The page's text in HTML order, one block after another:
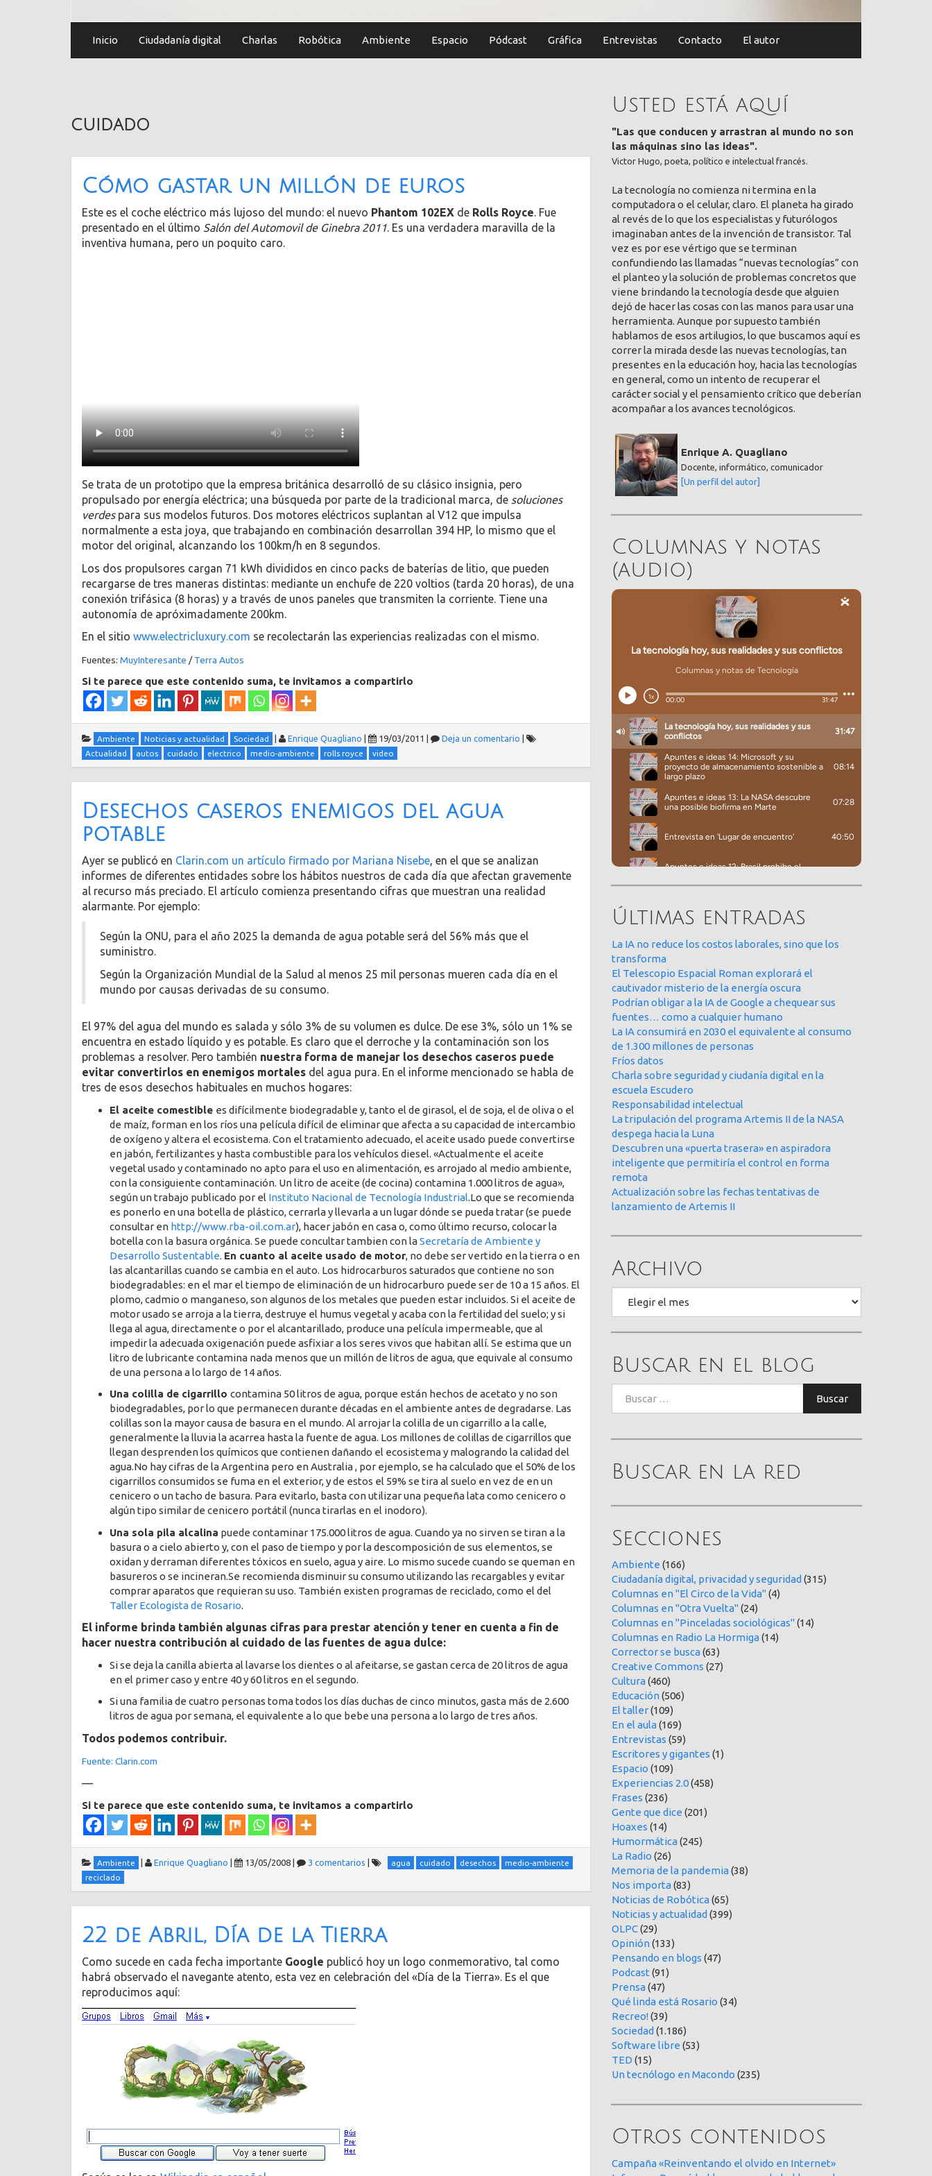
Inicio Ciudadanía digital Charlas Robótica Ambiente Espacio Pódcast Gráfica Entrevistas Contacto El autor
cuidado
Cómo gastar un millón de euros
Este es el coche eléctrico más lujoso del mundo: el nuevo Phantom 102EX de Rolls Royce. Fue
presentado en el último Salón del Automovil de Ginebra 2011. Es una verdadera maravilla de la
inventiva humana, pero un poquito caro.
Se trata de un prototipo que la empresa británica desarrolló de su clásico insignia, pero
propulsado por energía eléctrica; una búsqueda por parte de la tradicional marca, de soluciones
verdespara sus modelos futuros. Dos motores eléctricos suplantan al V12 que impulsa
normalmente a esta joya, que trabajando en combinación desarrollan 394 HP, lo mismo que el
motor del original, alcanzando los 100km/h en 8 segundos.
Los dos propulsores cargan 71 kWh divididos en cinco packs de baterías de litio, que pueden
recargarse de tres maneras distintas: mediante un enchufe de 220 voltios (tarda 20 horas), de una
conexión trifásica (8 horas) y a través de unos paneles que transmiten la corriente. Tiene una
autonomía de apróximadamente 200km.
En el sitio www.electricluxury.com se recolectarán las experiencias realizadas con el mismo.
Fuentes: MuyInteresante /Terra Autos
Si te parece que este contenido suma, te invitamos a compartirlo
Ambiente Noticias y actualidad Sociedad Enrique Quagliano 19/03/2011 Deja un comentario
Actualidad autos cuidado electrico medio-ambiente rolls royce video
Desechos caseros enemigos del agua
potable
Ayer se publicó en Clarin.com un artículo firmado por Mariana Nisebe, en el que se analizan
informes de diferentes entidades sobre los hábitos nuestros de cada día que afectan gravemente
al recurso más preciado. El artículo comienza presentando cifras que muestran una realidad
alarmante. Por ejemplo:
Según la ONU, para el año 2025 la demanda de agua potable será del 56% más que el
suministro.
Según la Organización Mundial de la Salud al menos 25 mil personas mueren cada día en el
mundo por causas derivadas de su consumo.
El 97% del agua del mundo es salada y sólo 3% de su volumen es dulce. De ese 3%, sólo un 1% se
encuentra en estado líquido y es potable. Es claro que el derroche y la contaminación son los
problemas a resolver. Pero también nuestra forma de manejar los desechos caseros puede
evitar convertirlos en enemigos mortales del agua pura. En el informe mencionado se habla de
tres de esos desechos habituales en muchos hogares:
El aceite comestible es difícilmente biodegradable y, tanto el de girasol, el de soja, el de oliva o el
de maíz, forman en los ríos una película difícil de eliminar que afecta a su capacidad de intercambio
de oxígeno y altera el ecosistema. Con el tratamiento adecuado, el aceite usado puede convertirse
en jabón, fertilizantes y hasta combustible para los vehículos diesel. «Actualmente el aceite
vegetal usado y contaminado no apto para el uso en alimentación, es arrojado al medio ambiente,
con la consiguiente contaminación. Un litro de aceite (de cocina) contamina 1.000 litros de agua»,
según un trabajo publicado por el Instituto Nacional de Tecnología Industrial.Lo que se recomienda
es ponerlo en una botella de plástico, cerrarla y llevarla a un lugar dónde se pueda tratar (se puede
consultar en http://www.rba-oil.com.ar), hacer jabón en casa o, como último recurso, colocar la
botella con la basura orgánica. Se puede concultar tambien con laSecretaría de Ambiente y
Desarrollo Sustentable. En cuanto al aceite usado de motor, no debe ser vertido en la tierra o en
las alcantarillas cuando se cambia en el auto. Los hidrocarburos saturados que contiene no son
biodegradables: en el mar el tiempo de eliminación de un hidrocarburo puede ser de 10 a 15 años. El
plomo, cadmio o manganeso, son algunos de los metales que pueden estar incluidos. Si el aceite de
motor usado se arroja a la tierra, destruye el humus vegetal y acaba con la fertilidad del suelo; y si
llega al agua, directamente o por el alcantarillado, produce una película impermeable, que al
impedir la adecuada oxigenación puede asfixiar a los seres vivos que habitan allí. Se estima que un
litro de lubricante contamina nada menos que un millón de litros de agua, que equivale al consumo
de una persona a lo largo de 14 años.
Una colilla de cigarrillo contamina 50 litros de agua, porque están hechos de acetato y no son
biodegradables, por lo que permanecen durante décadas en el ambiente antes de degradarse. Las
colillas son la mayor causa de basura en el mundo. Al arrojar la colilla de un cigarrillo a la calle,
generalmente la lluvia la acarrea hasta la fuente de agua. Los millones de colillas de cigarrillos que
llegan desprenden los químicos que contienen dañando el ecosistema y malogrando la calidad del
agua.No hay cifras de la Argentina pero en Australia , por ejemplo, se ha calculado que el 50% de los
cigarrillos consumidos se fuma en el exterior, y de estos el 59% se tira al suelo en vez de en un
cenicero o un tacho de basura. Para evitarlo, basta con utilizar una pequeña lata como cenicero o
algún tipo similar de cenicero portátil (nunca tirarlas en el inodoro).
Una sola pila alcalina puede contaminar 175.000 litros de agua. Cuando ya no sirven se tiran a la
basura o a cielo abierto y, con el paso de tiempo y por la descomposición de sus elementos, se
oxidan y derraman diferentes tóxicos en suelo, agua y aire. Lo mismo sucede cuando se queman en
basureros o se incineran.Se recomienda disminuir su consumo utilizando las recargables y evitar
comprar aparatos que requieran su uso. También existen programas de reciclado, como el del
Taller Ecologista de Rosario.
El informe brinda también algunas cifras para prestar atención y tener en cuenta a fin de
hacer nuestra contribución al cuidado de las fuentes de agua dulce:
Si se deja la canilla abierta al lavarse los dientes o al afeitarse, se gastan cerca de 20 litros de agua
en el primer caso y entre 40 y 60 litros en el segundo.
Si una familia de cuatro personas toma todos los días duchas de cinco minutos, gasta más de 2.600
litros de agua por semana, el equivalente a lo que bebe una persona a lo largo de tres años.
Todos podemos contribuir.
Fuente: Clarin.com
—
Si te parece que este contenido suma, te invitamos a compartirlo
Ambiente Enrique Quagliano 13/05/2008 3 comentarios agua cuidado desechos
medio-ambiente
reciclado
22 de Abril, Día de la Tierra
Como sucede en cada fecha importante Google publicó hoy un logo conmemorativo, tal como
habrá observado el navegante atento, esta vez en celebración del «Día de la Tierra». Es el que
reproducimos aquí:
Usted está aquí
"Las que conducen y arrastran al mundo no son
las máquinas sino las ideas".
Victor Hugo, poeta, político e intelectual francés.
La tecnología no comienza ni termina en la
computadora o el celular, claro. El planeta ha girado
al revés de lo que los especialistas y futurólogos
imaginaban antes de la invención de transistor. Tal
vez es por ese vértigo que se terminan
confundiendo las llamadas “nuevas tecnologías” con
el planteo y la solución de problemas concretos que
viene brindando la tecnología desde que alguien
dejó de hacer las cosas con las manos para usar una
herramienta. Aunque por supuesto también
hablamos de esos artilugios, lo que buscamos aquí es
correr la mirada desde las nuevas tecnologías, tan
presentes en la educación hoy, hacia las tecnologías
en general, como un intento de recuperar el
carácter social y el pensamiento crítico que deberían
acompañar a los avances tecnológicos.
Enrique A. Quagliano
Docente, informático, comunicador
[Un perfil del autor]
Columnas y notas
(audio)
Últimas entradas
La IA no reduce los costos laborales, sino que los
transforma
El Telescopio Espacial Roman explorará el
cautivador misterio de la energía oscura
Podrían obligar a la IA de Google a chequear sus
fuentes… como a cualquier humano
La IA consumirá en 2030 el equivalente al consumo
de 1.300 millones de personas
Fríos datos
Charla sobre seguridad y ciudanía digital en la
escuela Escudero
Responsabilidad intelectual
La tripulación del programa Artemis II de la NASA
despega hacia la Luna
Descubren una «puerta trasera» en aspiradora
inteligente que permitiría el control en forma
remota
Actualización sobre las fechas tentativas de
lanzamiento de Artemis II
Archivo
Buscar en el blog
Buscar
Buscar en la red
Secciones
Ambiente (166)
Ciudadanía digital, privacidad y seguridad (315)
Columnas en "El Circo de la Vida"(4)
Columnas en "Otra Vuelta"(24)
Columnas en "Pinceladas sociológicas"(14)
Columnas en Radio La Hormiga(14)
Corrector se busca(63)
Creative Commons (27)
Cultura(460)
Educación(506)
El taller(109)
En el aula(169)
Entrevistas (59)
Escritores y gigantes (1)
Espacio (109)
Experiencias 2.0(458)
Frases (236)
Gente que dice (201)
Hoaxes (14)
Humormática(245)
La Radio (26)
Memoria de la pandemia(38)
Nos importa(83)
Noticias de Robótica(65)
Noticias y actualidad (399)
OLPC(29)
Opinión(133)
Pensando en blogs (47)
Podcast (91)
Prensa(47)
Qué linda está Rosario (34)
Recreo!(39)
Sociedad (1.186)
Software libre (53)
TED (15)
Un tecnólogo en Macondo (235)
Otros contenidos
Campaña «Reinventando el olvido en Internet»